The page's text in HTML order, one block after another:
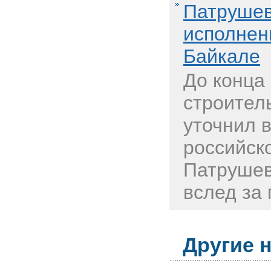
Байкале
До конца
уточнил
вслед за
Другие